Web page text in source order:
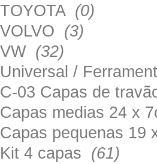
TOYOTA (0)
VOLVO (3)
VW (32)
Universal /
C-03 Capas de
Capas medias 24 x
Capas pequenas 19
Kit 4 capas (61)